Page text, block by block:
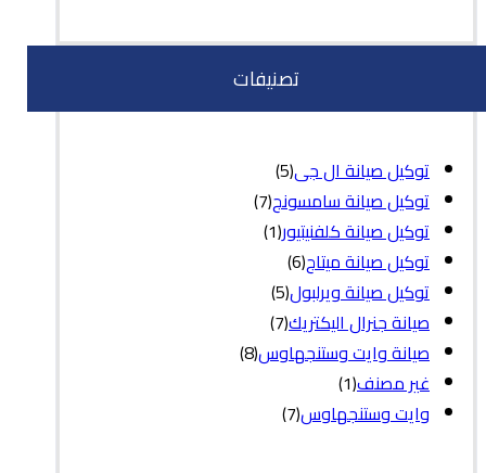
تصنيفات
توكيل صيانة ال جى(5)
توكيل صيانة سامسونج(7)
توكيل صيانة كلفنيتيور(1)
توكيل صيانة ميتاج(6)
توكيل صيانة ويرلبول(5)
صيانة جنرال اليكتريك(7)
صيانة وايت وستنجهاوس(8)
غير مصنف(1)
وايت وستنجهاوس(7)